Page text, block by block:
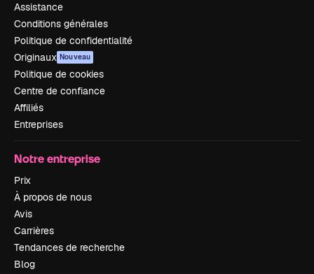
Assistance
Conditions générales
Politique de confidentialité
Originaux Nouveau
Politique de cookies
Centre de confiance
Affiliés
Entreprises
Notre entreprise
Prix
À propos de nous
Avis
Carrières
Tendances de recherche
Blog